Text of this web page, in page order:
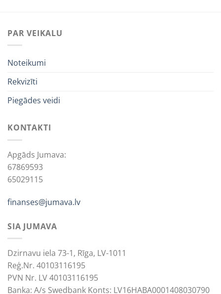
PAR VEIKALU
Noteikumi
Rekvizīti
Piegādes veidi
KONTAKTI
Apgāds Jumava:
67869593
65029115
finanses@jumava.lv
SIA JUMAVA
Dzirnavu iela 73-1, Rīga, LV-1011
Reģ.Nr. 40103116195
PVN Nr. LV 40103116195
Banka: A/s Swedbank Konts: LV16HABA0001408030790